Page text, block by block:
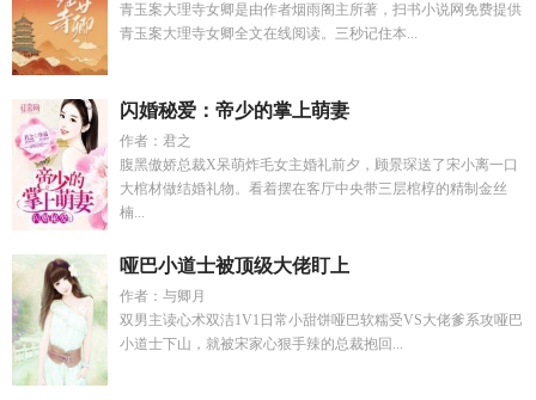
青玉案大理寺女卿是由作者烟雨阁主所著，扫书小说网免费提供
青玉案大理寺女卿全文在线阅读。三秒记住本...
闪婚秘爱：帝少的掌上萌妻
作者：君之
腹黑傲娇总裁X呆萌炸毛女主婚礼前夕，顾景琛送了宋小离一口
大棺材做结婚礼物。看着摆在客厅中央带三层棺椁的精制金丝
楠...
哑巴小道士被顶级大佬盯上
作者：与卿月
双男主读心术双洁1V1日常小甜饼哑巴软糯受VS大佬爹系攻哑巴
小道士下山，就被宋家心狠手辣的总裁抱回...